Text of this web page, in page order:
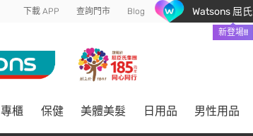
下載 APP 查詢門市 Blog Watsons 屈
新登場!!
專櫃 保健 美體美髮 日用品 男性用品